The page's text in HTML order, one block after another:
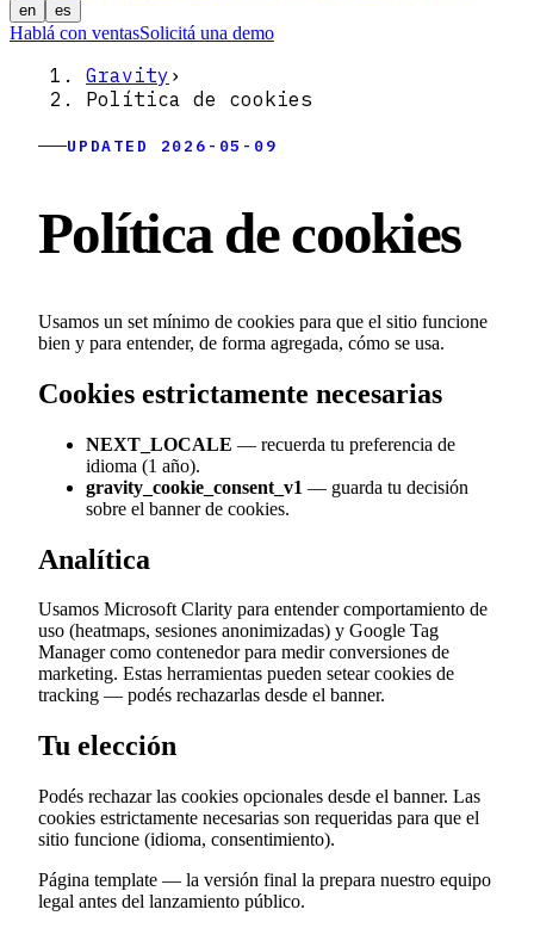
en es
Hablá con ventasSolicitá una demo
Gravity ›
Política de cookies
UPDATED 2026-05-09
Política de cookies
Usamos un set mínimo de cookies para que el sitio funcione
bien y para entender, de forma agregada, cómo se usa.
Cookies estrictamente necesarias
NEXT_LOCALE — recuerda tu preferencia de
idioma (1 año).
gravity_cookie_consent_v1 — guarda tu decisión
sobre el banner de cookies.
Analítica
Usamos Microsoft Clarity para entender comportamiento de
uso (heatmaps, sesiones anonimizadas) y Google Tag
Manager como contenedor para medir conversiones de
marketing. Estas herramientas pueden setear cookies de
tracking — podés rechazarlas desde el banner.
Tu elección
Podés rechazar las cookies opcionales desde el banner. Las
cookies estrictamente necesarias son requeridas para que el
sitio funcione (idioma, consentimiento).
Página template — la versión final la prepara nuestro equipo
legal antes del lanzamiento público.